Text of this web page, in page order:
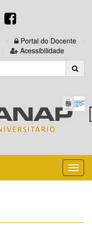
Portal do Docente
Acessibilidade